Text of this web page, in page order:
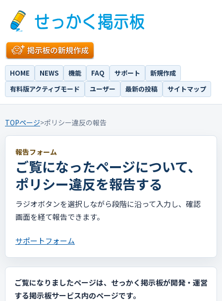
HOME NEWS 機能 FAQ サポート
新規作成
有料版アクティブモード
ユーザー 最新の投稿 サイトマップ
TOPページ>ポリシー違反の報告
報告フォーム
ご覧になったページについて、
ポリシー違反を報告する
ラジオボタンを選択しながら段階に沿って入力し、確認
画面を経て報告できます。
サポートフォーム
ご覧になりましたページは、せっかく掲示板が開発・運営
する掲示板サービス内のページです。